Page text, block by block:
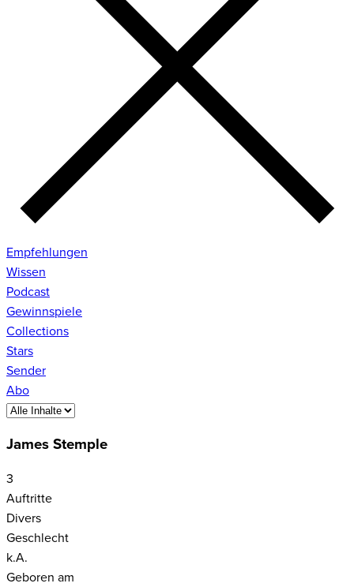
Empfehlungen
Wissen
Podcast
Gewinnspiele
Collections
Stars
Sender
Abo
James Stemple
3
Auftritte
Divers
Geschlecht
k.A.
Geboren am